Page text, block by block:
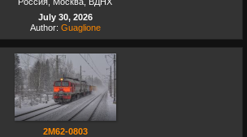
July 30, 2026
Author: Guaglione
2М62-0803